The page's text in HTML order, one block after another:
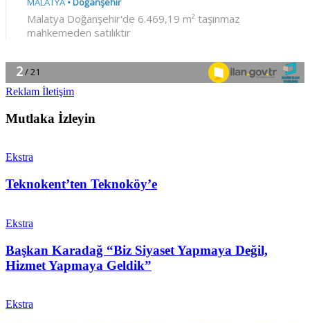
Reklam İletişim
Mutlaka İzleyin
Ekstra
Teknokent’ten Teknoköy’e
Ekstra
Başkan Karadağ “Biz Siyaset Yapmaya Değil,
Hizmet Yapmaya Geldik”
Ekstra